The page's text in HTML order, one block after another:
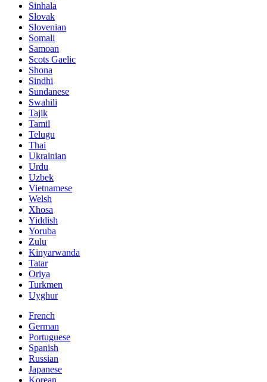
Sinhala
Slovak
Slovenian
Somali
Samoan
Scots Gaelic
Shona
Sindhi
Sundanese
Swahili
Tajik
Tamil
Telugu
Thai
Ukrainian
Urdu
Uzbek
Vietnamese
Welsh
Xhosa
Yiddish
Yoruba
Zulu
Kinyarwanda
Tatar
Oriya
Turkmen
Uyghur
French
German
Portuguese
Spanish
Russian
Japanese